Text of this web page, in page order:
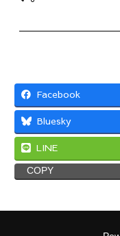
Facebook
Bluesky
LINE
COPY